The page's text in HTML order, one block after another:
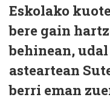
Eskolako
bere gain
behinean,
asteartean
berri eman